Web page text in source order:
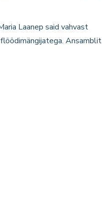
Laanep said vahvast
Ansamblit